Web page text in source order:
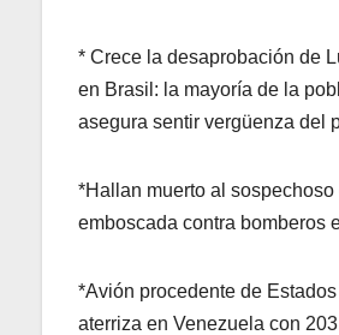
* Crece la desaprobación de
en Brasil: la mayoría de la
asegura sentir vergüenza del
*Hallan muerto al sospechoso
emboscada contra bomberos
*Avión procedente de
aterriza en Venezuela con